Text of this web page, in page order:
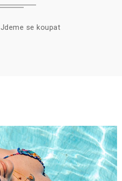
Jdeme se koupat